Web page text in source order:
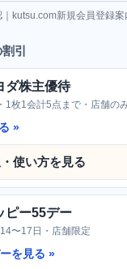
kutsu.com新規会員登録
引
ダ株主優待
1枚1会計5点まで・店舗の
使い方を見る
ピー55デー
〜17日・店舗限定
を見る